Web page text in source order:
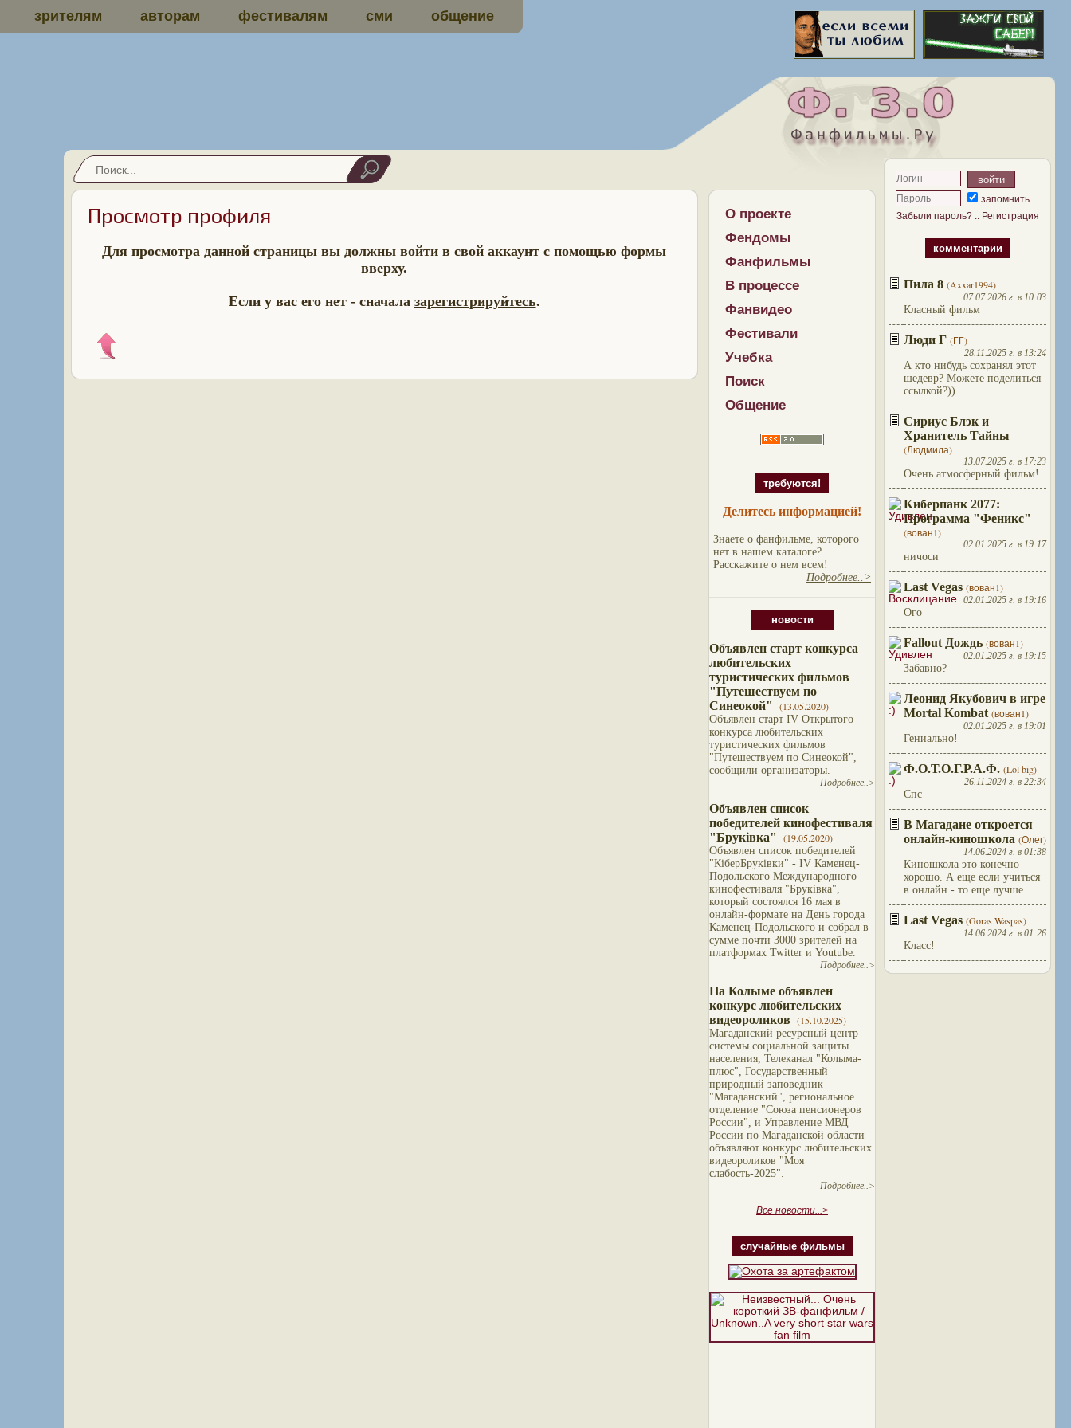
зрителям авторам фестивалям сми общение
О проекте
Фендомы
Фанфильмы
В процессе
Фанвидео
Фестивали
Учебка
Поиск
Общение
требуются!
Делитесь информацией!
Знаете о фанфильме, которого
нет в нашем каталоге?
Расскажите о нем всем!
Подробнее..>
новости
Объявлен старт конкурса
любительских
туристических фильмов
"Путешествуем по
Синеокой"
(13.05.2020)
Объявлен старт IV Открытого
конкурса любительских
туристических фильмов
"Путешествуем по Синеокой",
сообщили организаторы.
Подробнее..>
Объявлен список
победителей кинофестиваля
"Бруківка"
(19.05.2020)
Объявлен список победителей
"КіберБруківки" - IV Каменец-
Подольского Международного
кинофестиваля "Бруківка",
который состоялся 16 мая в
онлайн-формате на День города
Каменец-Подольского и собрал в
сумме почти 3000 зрителей на
платформах Twitter и Youtube.
Подробнее..>
На Колыме объявлен
конкурс любительских
видеороликов (15.10.2025)
Магаданский ресурсный центр
системы социальной защиты
населения, Телеканал "Колыма-
плюс", Государственный
природный заповедник
"Магаданский", региональное
отделение "Союза пенсионеров
России", и Управление МВД
России по Магаданской области
объявляют конкурс любительских
видеороликов "Моя
слабость-2025".
Подробнее..>
Все новости...>
случайные фильмы
запомнить
Забыли пароль?:: Регистрация
комментарии
Пила 8 (Axxar1994)
07.07.2026 г. в 10:03
Класный фильм
Люди Г (ГГ)
28.11.2025 г. в 13:24
А кто нибудь сохранял этот
шедевр? Можете поделиться
ссылкой?))
Сириус Блэк и
Хранитель Тайны
(Людмила)
13.07.2025 г. в 17:23
Очень атмосферный фильм!
Киберпанк 2077:
Программа "Феникс"
(вован1)
02.01.2025 г. в 19:17
ничоси
Last Vegas (вован1)
02.01.2025 г. в 19:16
Ого
Fallout Дождь (вован1)
02.01.2025 г. в 19:15
Забавно?
Леонид Якубович в игре
Mortal Kombat (вован1)
02.01.2025 г. в 19:01
Гениально!
Ф.О.Т.О.Г.Р.А.Ф. (Lol big)
26.11.2024 г. в 22:34
Спс
В Магадане откроется
онлайн-киношкола (Олег)
14.06.2024 г. в 01:38
Киношкола это конечно
хорошо. А еще если учиться
в онлайн - то еще лучше
Last Vegas (Goras Waspas)
14.06.2024 г. в 01:26
Класс!
Просмотр профиля
Для просмотра данной страницы вы должны войти в свой аккаунт с помощью формы
вверху.
Если у вас его нет - сначала зарегистрируйтесь.